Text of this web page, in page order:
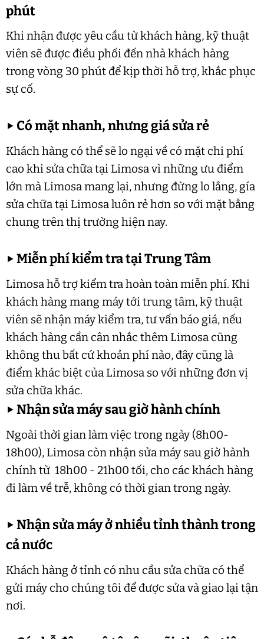
phút
Khi nhận được yêu cầu từ khách hàng, kỹ thuật
viên sẽ được điều phối đến nhà khách hàng
trong vòng 30 phút để kịp thời hỗ trợ, khắc phục
sự cố.
▶ Có mặt nhanh, nhưng giá sửa rẻ
Khách hàng có thể sẽ lo ngại về có mặt chi phí
cao khi sửa chữa tại Limosa vì những ưu điểm
lớn mà Limosa mang lại, nhưng đừng lo lắng, gía
sửa chữa tại Limosa luôn rẻ hơn so với mặt bằng
chung trên thị trường hiện nay.
▶Miễn phí kiểm tra tại Trung Tâm
Limosa hỗ trợ kiểm tra hoàn toàn miễn phí. Khi
khách hàng mang máy tới trung tâm, kỹ thuật
viên sẽ nhận máy kiểm tra, tư vấn báo giá, nếu
khách hàng cần cân nhắc thêm Limosa cũng
không thu bất cứ khoản phí nào, đây cũng là
điểm khác biệt của Limosa so với những đơn vị
sửa chữa khác.
▶Nhận sửa máy sau giờ hành chính
Ngoài thời gian làm việc trong ngày (8h00-
18h00), Limosa còn nhận sửa máy sau giờ hành
chính từ 18h00 - 21h00 tối, cho các khách hàng
đi làm về trễ, không có thời gian trong ngày.
▶Nhận sửa máy ở nhiều tỉnh thành trong
cả nước
Khách hàng ở tỉnh có nhu cầu sửa chữa có thể
gửi máy cho chúng tôi để được sửa và giao lại tận
nơi.